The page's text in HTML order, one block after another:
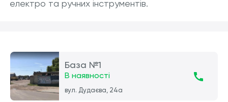
електро та ручних інструментів.
База №1
В наявності
вул. Дудаєва, 24а